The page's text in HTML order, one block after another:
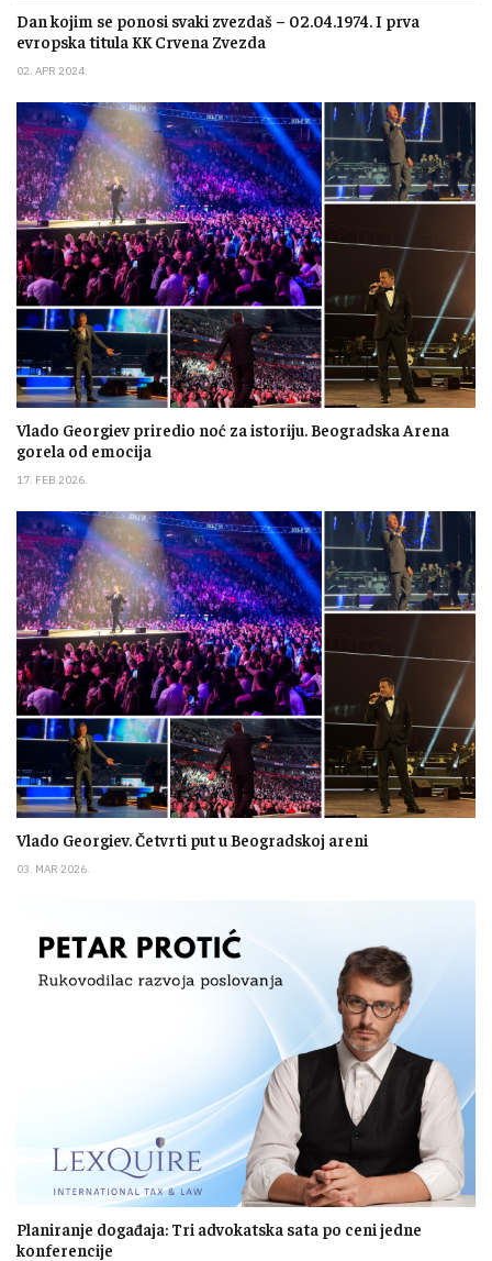
Dan kojim se ponosi svaki zvezdaš – 02.04.1974. I prva
evropska titula KK Crvena Zvezda
02. APR 2024.
Vlado Georgiev priredio noć za istoriju. Beogradska Arena
gorela od emocija
17. FEB 2026.
Vlado Georgiev. Četvrti put u Beogradskoj areni
03. MAR 2026.
Planiranje događaja: Tri advokatska sata po ceni jedne
konferencije